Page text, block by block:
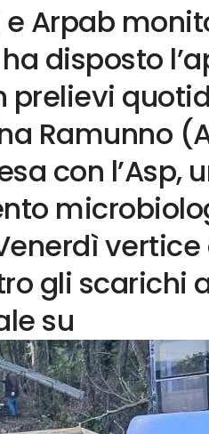
Arpab
disposto
prelievi
Ramunno
con l’Asp,
gli scarichi
su